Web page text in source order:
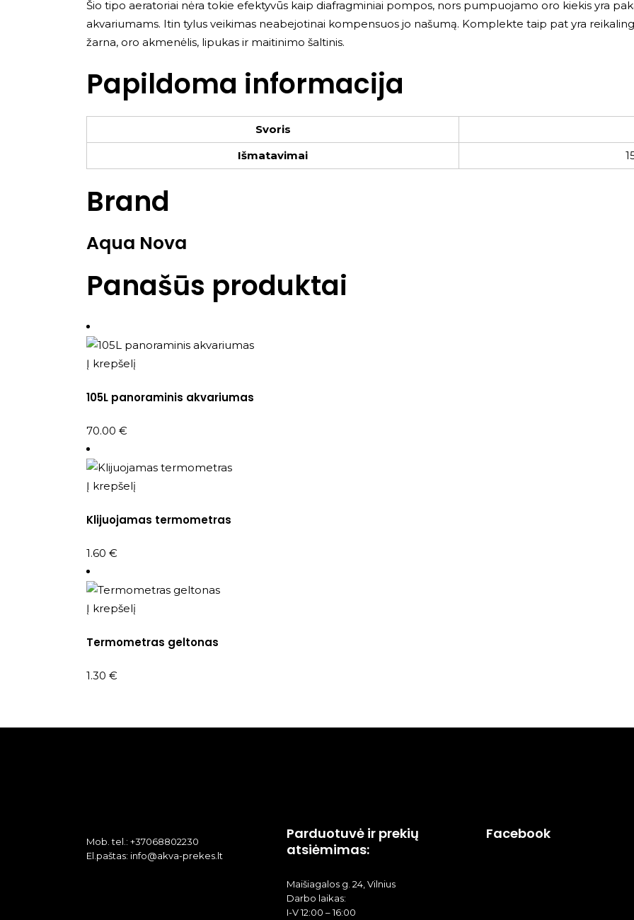
Šio tipo aeratoriai nėra tokie efektyvūs kaip diafragminiai pompos, nors pumpuojamo oro kiekis yra
akvariumams. Itin tylus veikimas neabejotinai kompensuos jo našumą. Komplekte taip pat yra
žarna, oro akmenėlis, lipukas ir maitinimo šaltinis.
Papildoma informacija
Svoris
Išmatavimai
Brand
Aqua Nova
Panašūs produktai
Į krepšelį
105L panoraminis akvariumas
70.00 €
Į krepšelį
Klijuojamas termometras
1.60 €
Į krepšelį
Termometras geltonas
1.30 €
Mob. tel.: +37068802230
El.paštas: info@akva-prekes.lt
Parduotuvė ir prekių
atsiėmimas:
Maišiagalos g. 24, Vilnius
Darbo laikas:
I-V 12:00 – 16:00
Facebook